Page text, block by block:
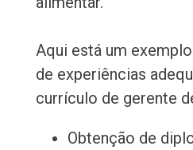
Aqui está um
de experiências
currículo de gerente
Obtenção de